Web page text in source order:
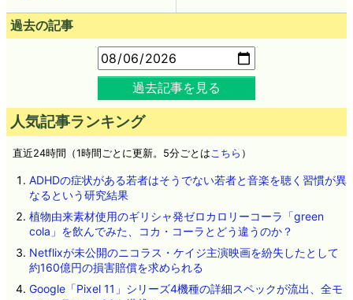
過去の記事
過去記事を見る
人気記事ランキング
直近24時間（1時間ごとに更新。5分ごとはこちら ）
ADHDの症状がある若者はそうでない若者と音楽を聴く習慣が異
なるという研究結果
植物由来素材使用のギリシャ発ゼロカロリーコーラ「green
cola」を飲んでみた、コカ・コーラとどう違うのか？
Netflixが未公開のニコラス・ケイジ主演映画を紛失したとして
約160億円の損害賠償を求められる
Google「Pixel 11」シリーズ4機種の詳細スペックが流出、全モ